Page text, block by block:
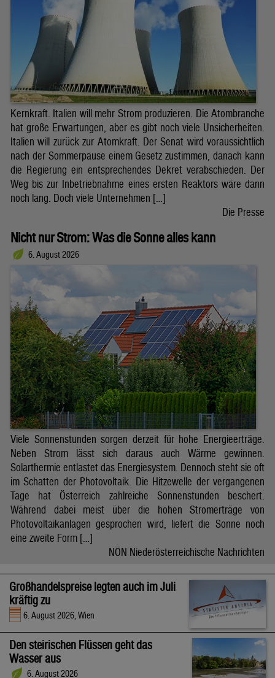
Kernkraft. Italien will mehr Strom produzieren. Die Atombranche
hat große Erwartungen, aber es gibt noch viele Unsicherheiten.
Italien will zurück zur Atomkraft. Der Senat wird voraussichtlich
nach der Sommerpause einem Gesetz zustimmen, danach kann
die Regierung ein entsprechendes Dekret verabschieden. Der
Weg bis zur Inbetriebnahme eines ersten Reaktors wäre dann
noch lang. Doch viele Unternehmen […]
Die Presse
Nicht nur Strom: Was die Sonne alles kann
6. August 2026
Viele Sonnenstunden sorgen derzeit für hohe Energieerträge.
Neben Strom lässt sich daraus auch Wärme gewinnen.
Solarthermie entlastet das Energiesystem. Dennoch steht sie oft
im Schatten der Photovoltaik. Die Hitzewelle der vergangenen
Tage hat Österreich zahlreiche Sonnenstunden beschert.
Während dabei meist über die hohen Stromerträge von
Photovoltaikanlagen gesprochen wird, liefert die Sonne noch
eine zweite Form […]
NÖN Niederösterreichische Nachrichten
Großhandelspreise legten auch im Juli
kräftig zu
6. August 2026, Wien
Den steirischen Flüssen geht das
Wasser aus
6. August 2026